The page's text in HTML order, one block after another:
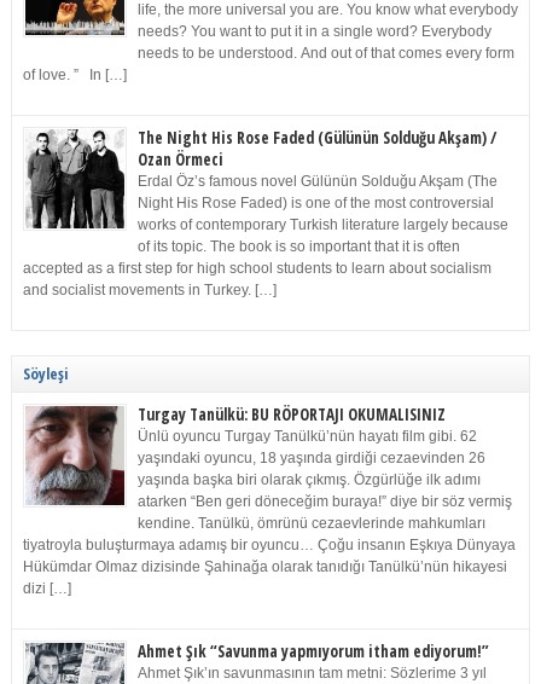
life, the more universal you are. You know what everybody
needs? You want to put it in a single word? Everybody
needs to be understood. And out of that comes every form
of love. ” In […]
The Night His Rose Faded (Gülünün Solduğu Akşam) /
Ozan Örmeci
Erdal Öz’s famous novel Gülünün Solduğu Akşam (The
Night His Rose Faded) is one of the most controversial
works of contemporary Turkish literature largely because
of its topic. The book is so important that it is often
accepted as a first step for high school students to learn about socialism
and socialist movements in Turkey. […]
Söyleşi
Turgay Tanülkü: BU RÖPORTAJI OKUMALISINIZ
Ünlü oyuncu Turgay Tanülkü’nün hayatı film gibi. 62
yaşındaki oyuncu, 18 yaşında girdiği cezaevinden 26
yaşında başka biri olarak çıkmış. Özgürlüğe ilk adımı
atarken “Ben geri döneceğim buraya!” diye bir söz vermiş
kendine. Tanülkü, ömrünü cezaevlerinde mahkumları
tiyatroyla buluşturmaya adamış bir oyuncu… Çoğu insanın Eşkıya Dünyaya
Hükümdar Olmaz dizisinde Şahinağa olarak tanıdığı Tanülkü’nün hikayesi
dizi […]
Ahmet Şık “Savunma yapmıyorum itham ediyorum!”
Ahmet Şık’ın savunmasının tam metni: Sözlerime 3 yıl